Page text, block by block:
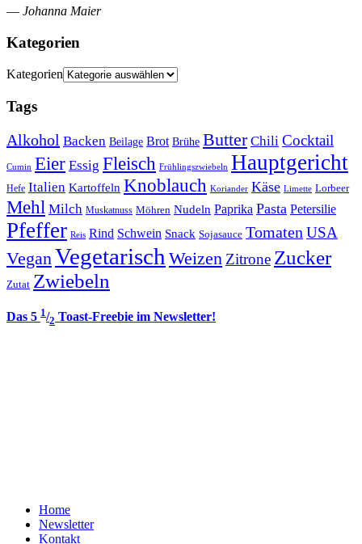
— Johanna Maier
Kategorien
Kategorien
Tags
Alkohol Backen Beilage Brot Brühe Butter Chili Cocktail
Cumin Eier Essig Fleisch Frühlingszwiebeln Hauptgericht
Hefe Italien Kartoffeln Knoblauch Koriander Käse Limette Lorbeer
Mehl Milch Muskatnuss Möhren Nudeln Paprika Pasta Petersilie
Pfeffer Reis Rind Schwein Snack Sojasauce Tomaten USA
VeganVegetarisch Weizen Zitrone Zucker
Zutat Zwiebeln
Das 5 1/2 Toast-Freebie im Newsletter!
Home
Newsletter
Kontakt